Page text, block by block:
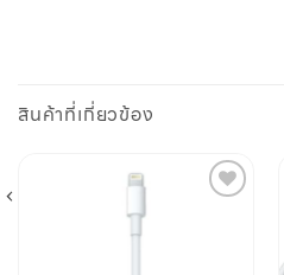
สินค้าที่เกี่ยวข้อง